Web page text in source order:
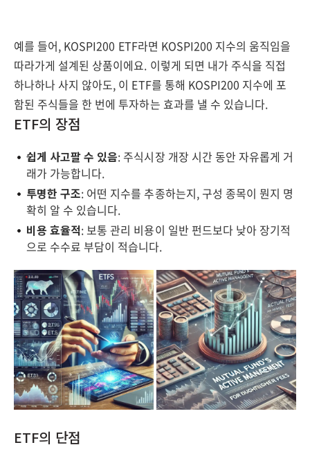
예를 들어, KOSPI200 ETF라면 KOSPI200 지수의 움직임을
따라가게 설계된 상품이에요. 이렇게 되면 내가 주식을 직접
하나하나 사지 않아도, 이 ETF를 통해 KOSPI200 지수에 포
함된 주식들을 한 번에 투자하는 효과를 낼 수 있습니다.
ETF의 장점
쉽게 사고팔 수 있음: 주식시장 개장 시간 동안 자유롭게 거
래가 가능합니다.
투명한 구조: 어떤 지수를 추종하는지, 구성 종목이 뭔지 명
확히 알 수 있습니다.
비용 효율적: 보통 관리 비용이 일반 펀드보다 낮아 장기적
으로 수수료 부담이 적습니다.
ETF의 단점